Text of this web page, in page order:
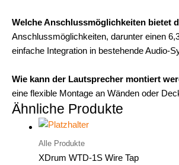
Welche Anschlussmöglichkeiten bietet
Anschlussmöglichkeiten, darunter einen
einfache Integration in bestehende Audio-
Wie kann der Lautsprecher montiert
eine flexible Montage an Wänden oder
Ähnliche Produkte
Alle Produkte
XDrum WTD-1S Wire Tap